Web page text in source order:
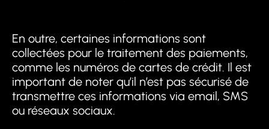
En outre, certaines informations sont
collectées pour le traitement des paiements,
comme les numéros de cartes de crédit. Il est
important de noter qu’il n’est pas sécurisé de
transmettre ces informations via email, SMS
ou réseaux sociaux.